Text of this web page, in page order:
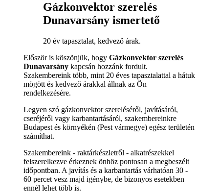
Gázkonvektor szerelés
Dunavarsány ismertető
20 év tapasztalat, kedvező árak.
Először is köszönjük, hogy Gázkonvektor szerelés
Dunavarsány kapcsán hozzánk fordult.
Szakembereink több, mint 20 éves tapasztalattal a hátuk
mögött és kedvező árakkal állnak az Ön
rendelkezésére.
Legyen szó gázkonvektor szereléséről, javításáról,
cseréjéről vagy karbantartásáról, szakembereinkre
Budapest és környékén (Pest vármegye) egész területén
számíthat.
Szakembereink - raktárkészletről - alkatrészekkel
felszerelkezve érkeznek önhöz pontosan a megbeszélt
időpontban. A javítás és a karbantartás várhatóan 30 -
60 percet vesz majd igénybe, de bizonyos esetekben
ennél lehet több is.